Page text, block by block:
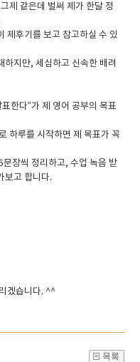
제 같은데 벌써 제가 한달 정
제후기를 보고 참고하실 수 있
하지만, 세심하고 신속한 배려
한다”가 제 영어 공부의 목표
하루를 시작하면 제 목표가 꼭
장씩 정리하고, 수업 녹음 받
보고 합니다.
겠습니다. ^^